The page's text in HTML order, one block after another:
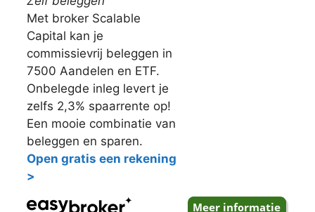
Met broker Scalable
Capital kan je
commissievrij beleggen in
7500 Aandelen en ETF.
Onbelegde inleg levert je
zelfs 2,3% spaarrente op!
Een mooie combinatie van
beleggen en sparen.
Open gratis een rekening
>